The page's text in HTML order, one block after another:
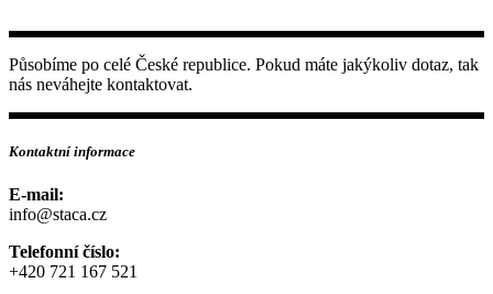
Působíme po celé České republice. Pokud máte jakýkoliv dotaz, tak
nás neváhejte kontaktovat.
Kontaktní informace
E-mail:
info@staca.cz
Telefonní číslo:
+420 721 167 521